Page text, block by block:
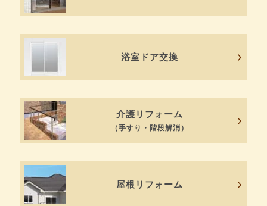
浴室ドア交換
介護リフォーム
（手すり・階段解消）
屋根リフォーム